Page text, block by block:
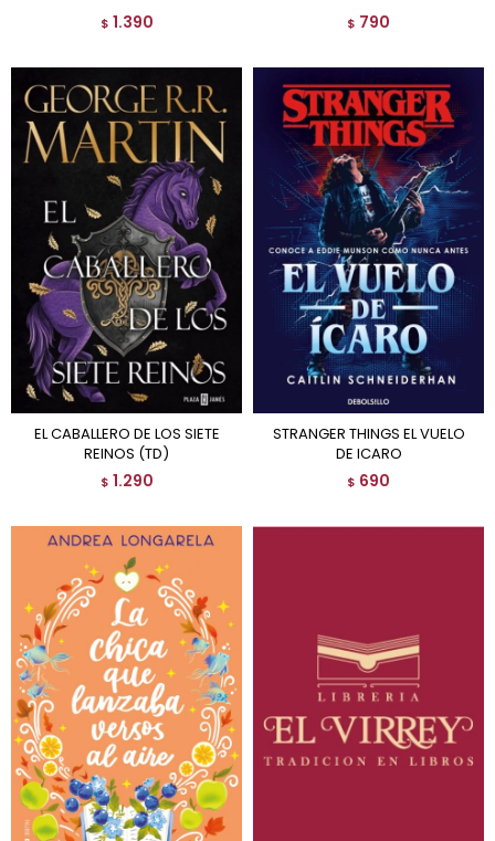
$ 1.390 $ 790
EL CABALLERO DE LOS SIETE
REINOS (TD)
$ 1.290
STRANGER THINGS EL VUELO
DE ICARO
$ 690